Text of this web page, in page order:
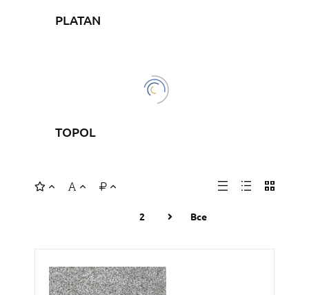
PLATAN
TOPOL
2 Все